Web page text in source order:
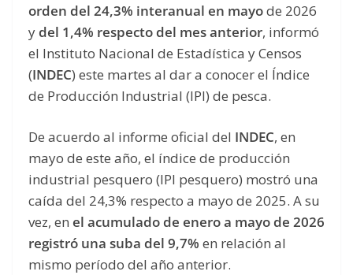
orden del 24,3% interanual en mayode 2026
ydel 1,4% respecto del mes anterior, informó
el Instituto Nacional de Estadística y Censos
(INDEC) este martes al dar a conocer el Índice
de Producción Industrial (IPI) de pesca.
De acuerdo al informe oficial del INDEC, en
mayo de este año, el índice de producción
industrial pesquero (IPI pesquero) mostró una
caída del 24,3% respecto a mayo de 2025. A su
vez, en el acumulado de enero a mayo de 2026
registró una suba del 9,7% en relación al
mismo período del año anterior.